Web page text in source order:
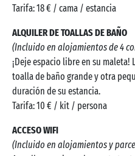
Tarifa: 18 € / cama / estancia
ALQUILER DE TOALLAS DE BAÑO
(Incluido en alojamientos de 4
¡Deje espacio libre en su
toalla de baño grande y otra
duración de su estancia.
Tarifa: 10 € / kit / persona
ACCESO WIFI
(Incluido en alojamientos y